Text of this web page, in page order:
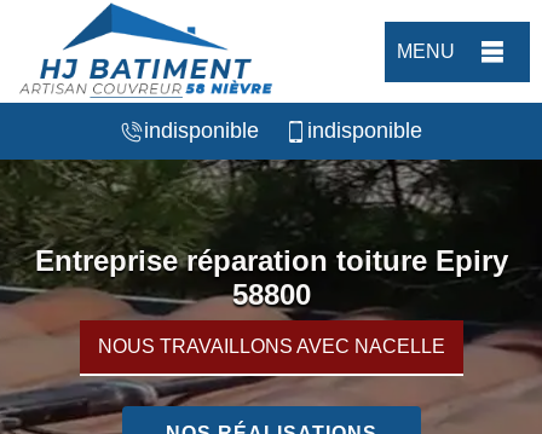
MENU
indisponible indisponible
Entreprise réparation toiture Epiry
58800
NOUS TRAVAILLONS AVEC NACELLE